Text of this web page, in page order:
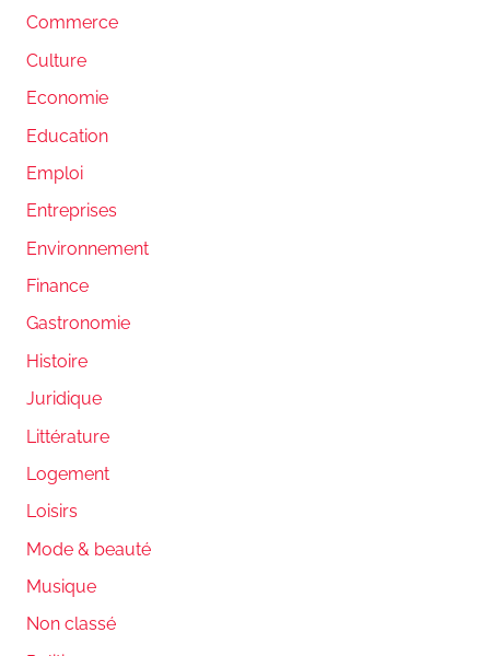
Commerce
Culture
Economie
Education
Emploi
Entreprises
Environnement
Finance
Gastronomie
Histoire
Juridique
Littérature
Logement
Loisirs
Mode & beauté
Musique
Non classé